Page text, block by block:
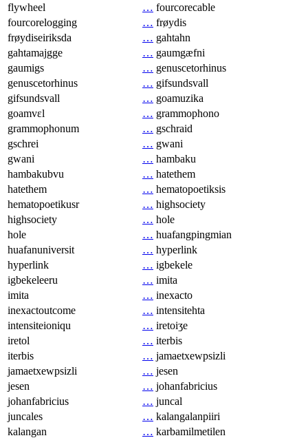
flywheel
… fourcorecable
fourcorelogging
… frøydis
frøydiseiriksda
… gahtahn
gahtamajgge
… gaumgæfni
gaumigs
… genuscetorhinus
genuscetorhinus
… gifsundsvall
gifsundsvall
… goamuzika
goamvɛl
… grammophono
grammophonum
… gschraid
gschrei
… gwani
gwani
… hambaku
hambakubvu
… hatethem
hatethem
… hematopoetiksis
hematopoetikusr
… highsociety
highsociety
… hole
hole
… huafangpingmian
huafanuniversit
… hyperlink
hyperlink
… igbekele
igbekeleeru
… imita
imita
… inexacto
inexactoutcome
… intensitehta
intensiteioniqu
… iretoiʒe
iretol
… iterbis
iterbis
… jamaetxewpsizli
jamaetxewpsizli
… jesen
jesen
… johanfabricius
johanfabricius
… juncal
juncales
… kalangalanpiiri
kalangan
… karbamilmetilen